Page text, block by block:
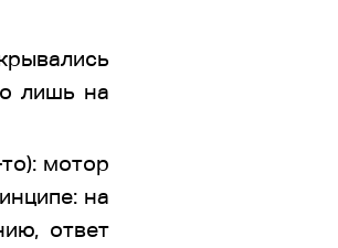
лишь на
мотор
на
ответ